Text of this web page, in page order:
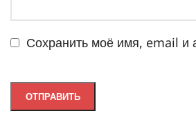
Сохранить моё имя, email и